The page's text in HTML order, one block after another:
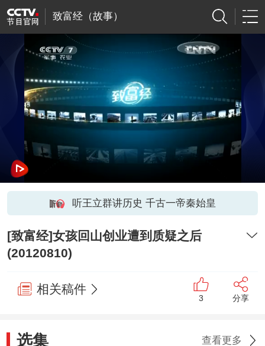
致富经（故事）
听王立群讲历史 千古一帝秦始皇
[致富经]女孩回山创业遭到质疑之后
(20120810)
相关稿件
3 分享
选集 查看更多